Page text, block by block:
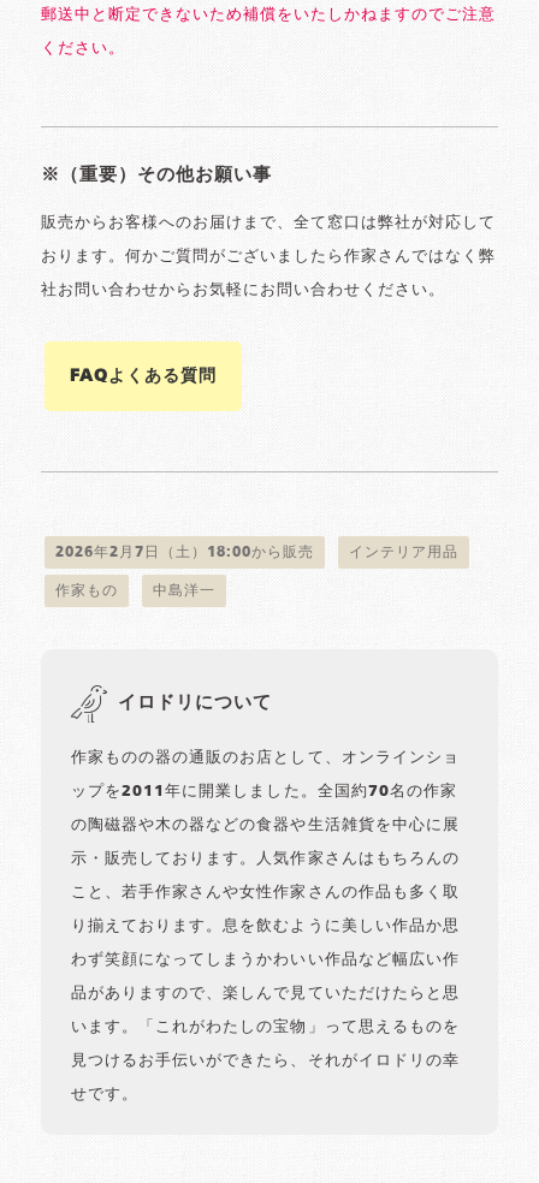
郵送中と断定できないため補償をいたしかねますのでご注意
ください。
※（重要）その他お願い事
販売からお客様へのお届けまで、全て窓口は弊社が対応して
おります。何かご質問がございましたら作家さんではなく弊
社お問い合わせからお気軽にお問い合わせください。
FAQよくある質問
2026年2月7日（土）18:00から販売 インテリア用品
作家もの 中島洋一
イロドリについて
作家ものの器の通販のお店として、オンラインショ
ップを2011年に開業しました。全国約70名の作家
の陶磁器や木の器などの食器や生活雑貨を中心に展
示・販売しております。人気作家さんはもちろんの
こと、若手作家さんや女性作家さんの作品も多く取
り揃えております。息を飲むように美しい作品か思
わず笑顔になってしまうかわいい作品など幅広い作
品がありますので、楽しんで見ていただけたらと思
います。「これがわたしの宝物」って思えるものを
見つけるお手伝いができたら、それがイロドリの幸
せです。